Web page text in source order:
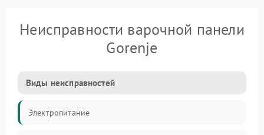
Неисправности варочной панели
Gorenje
Виды неисправностей
Электропитание